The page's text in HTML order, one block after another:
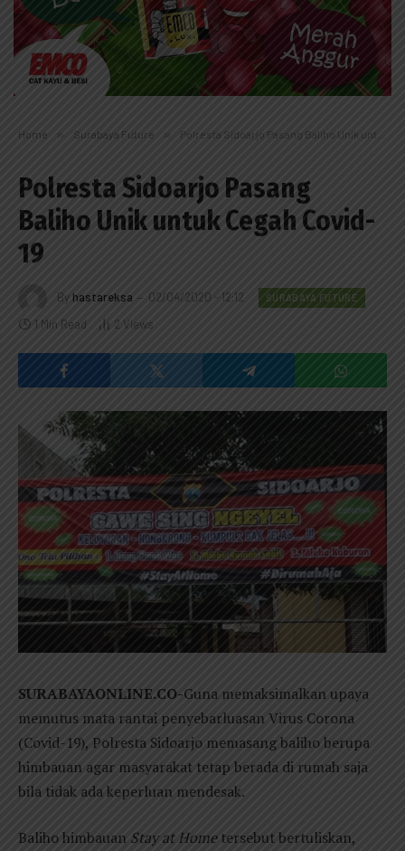
Home » Surabaya Future » Polresta Sidoarjo Pasang Baliho Unik untuk Cegah Covid-19
Polresta Sidoarjo Pasang
Baliho Unik untuk Cegah Covid-
19
By hastareksa 02/04/2020 - 12:12 SURABAYA FUTURE
1 Min Read 2 Views
SURABAYAONLINE.CO-Guna memaksimalkan upaya
memutus mata rantai penyebarluasan Virus Corona
(Covid-19), Polresta Sidoarjo memasang baliho berupa
himbauan agar masyarakat tetap berada di rumah saja
bila tidak ada keperluan mendesak.
Baliho himbauan Stay at Hometersebut bertuliskan,